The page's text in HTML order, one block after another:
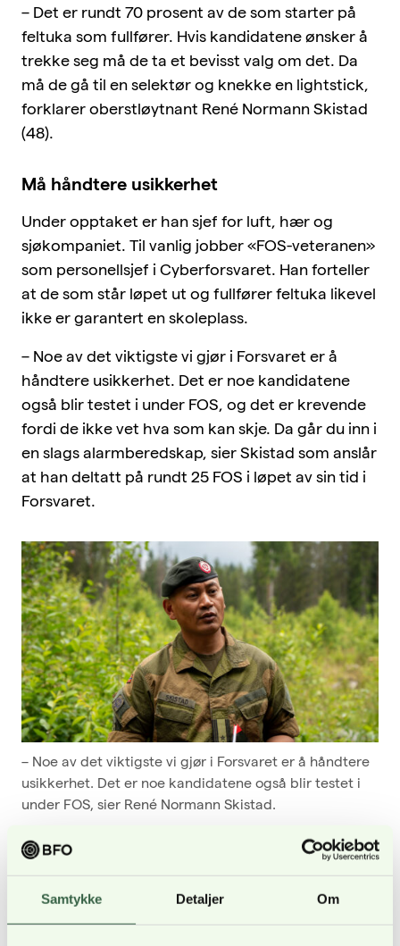
Samtykke Detaljer Om
– Det er rundt 70 prosent av de som starter på
feltuka som fullfører. Hvis kandidatene ønsker å
trekke seg må de ta et bevisst valg om det. Da
må de gå til en selektør og knekke en lightstick,
forklarer oberstløytnant René Normann Skistad
(48).
Må håndtere usikkerhet
Under opptaket er han sjef for luft, hær og
sjøkompaniet. Til vanlig jobber «FOS-veteranen»
som personellsjef i Cyberforsvaret. Han forteller
at de som står løpet ut og fullfører feltuka likevel
ikke er garantert en skoleplass.
– Noe av det viktigste vi gjør i Forsvaret er å
håndtere usikkerhet. Det er noe kandidatene
også blir testet i under FOS, og det er krevende
fordi de ikke vet hva som kan skje. Da går du inn i
en slags alarmberedskap, sier Skistad som anslår
at han deltatt på rundt 25 FOS i løpet av sin tid i
Forsvaret.
– Noe av det viktigste vi gjør i Forsvaret er å håndtere
usikkerhet. Det er noe kandidatene også blir testet i
under FOS, sier René Normann Skistad.
Båreløp i skyttergravene
I skyttergravene har ett av lagene funnet veien